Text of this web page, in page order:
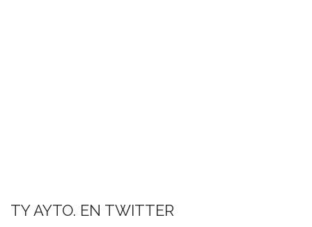
TY AYTO. EN TWITTER